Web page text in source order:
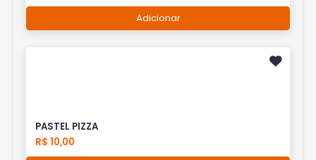
Adicionar
PASTEL PIZZA
R$ 10,00